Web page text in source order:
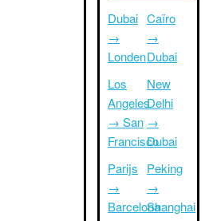
Dubai
→
Londen
Los
Angeles
→ San
Francisco
Parijs
→
Barcelona
Caïro
→
Dubai
New
Delhi
→
Dubai
Peking
→
Shanghai